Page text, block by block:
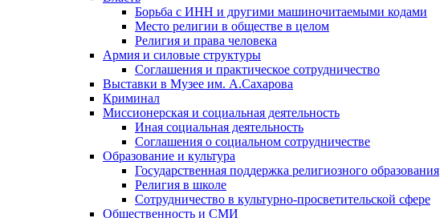
Борьба с ИНН и другими машиночитаемыми кодами
Место религии в обществе в целом
Религия и права человека
Армия и силовые структуры
Соглашения и практическое сотрудничество
Выставки в Музее им. А.Сахарова
Криминал
Миссионерская и социальная деятельность
Иная социальная деятельность
Соглашения о социальном сотрудничестве
Образование и культура
Государственная поддержка религиозного образования
Религия в школе
Сотрудничество в культурно-просветительской сфере
Общественность и СМИ